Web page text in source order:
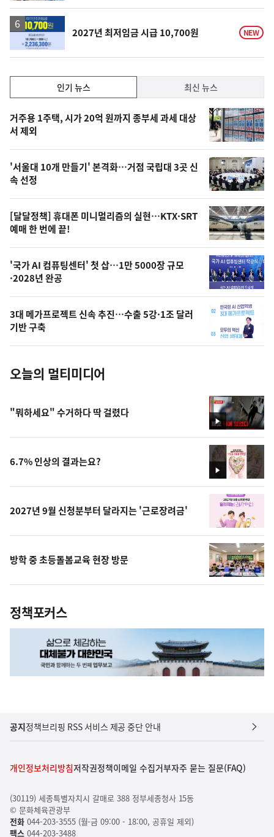
하
락
2027년 최저임금 시급 10,700원 NEW
기,
최
신,
오
늘
의
영
상
오
의
사
진
인기 뉴스 최신 뉴스
기
뉴
스
거주용 1주택, 시가 20억 원까지 종부세 과세 대상
서 제외
'서울대 10개 만들기' 본격화…거점 국립대 3곳 신
속 선정
[달달정책] 휴대폰 미니멀리즘의 실현…KTX·SRT
예매 한 번에 끝!
'국가 AI 컴퓨팅센터' 첫 삽…1만 5000장 규모
·2028년 완공
3대 메가프로젝트 신속 추진…수출 5강·1조 달러
기반 구축
오늘의 멀티미디어
영
상
"뭐하세요" 수거하다 딱 걸렸다
영
상
6.7% 인상의 결과는요?
2027년 9월 신청분부터 달라지는 '근로장려금'
방학 중 초등돌봄교육 현장 방문
정책포커스
공지정책브리핑 RSS 서비스 제공 중단 안내
개인정보처리방침저작권정책이메일 수집거부자주 묻는 질문(FAQ)
(30119) 세종특별자치시 갈매로 388 정부세종청사 15동
© 문화체육관광부
전화044-203-3555 (월-금 09:00 - 18:00, 공휴일 제외)
팩스044-203-3488